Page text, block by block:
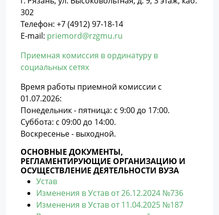
302
Телефон: +7 (4912) 97-18-14
E-mail: priemord@rzgmu.ru
Приемная комиссия в ординатуру в
социальных сетях
Время работы приемной комиссии с
01.07.2026:
Понедельник - пятница: с 9:00 до 17:00.
Суббота: с 09:00 до 14:00.
Воскресенье - выходной.
ОСНОВНЫЕ ДОКУМЕНТЫ,
РЕГЛАМЕНТИРУЮЩИЕ ОРГАНИЗАЦИЮ И
ОСУЩЕСТВЛЕНИЕ ДЕЯТЕЛЬНОСТИ ВУЗА
Устав
Изменения в Устав от 26.12.2024 №736
Изменения в Устав от 11.04.2025 №187